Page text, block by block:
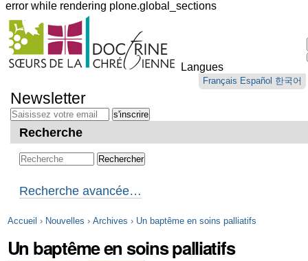
error while rendering plone.global_sections
Outils
personnels
Langues
Français Español 한국어
au
contenu.
Aller
navigation
Newsletter
Recherche
Recherche avancée…
Accueil › Nouvelles › Archives › Un baptême en soins palliatifs
Un baptême en soins palliatifs